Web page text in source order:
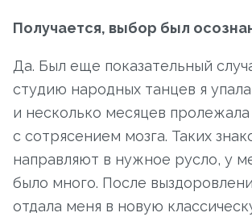
Получается, выбор был
Да. Был еще показательный
студию народных танцев я
и несколько месяцев
с сотрясением мозга. Таких
направляют в нужное русло, у
было много. После
отдала меня в новую